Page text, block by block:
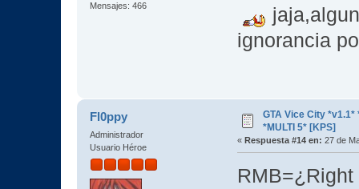
Mensajes: 466
ignorancia
Fl0ppy
Administrador
Usuario Héroe
GTA Vice City *v1.1*
*MULTI 5* [KPS]
« Respuesta #14 en: 27 de